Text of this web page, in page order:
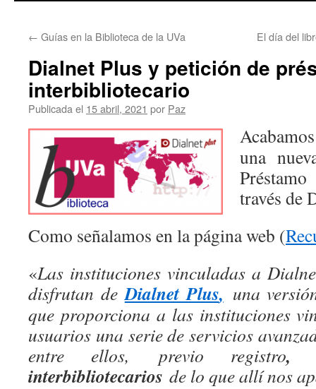
← Guías en la Biblioteca de la UVa El día del
Dialnet Plus y petición de
interbibliotecario
Publicada el 15 abril, 2021 por Paz
una
través de
Como señalamos en la página web (
«Las instituciones vinculadas a
disfrutan deDialnet Plus, una
que proporciona a las instituciones
usuarios una serie de servicios
entre ellos, previo registro,
interbibliotecarios de lo que allí nos